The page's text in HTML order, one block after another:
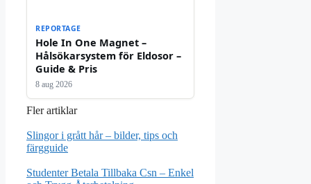
REPORTAGE
Hole In One Magnet –
Hålsökarsystem för Eldosor –
Guide & Pris
8 aug 2026
Fler artiklar
Slingor i grått hår – bilder, tips och
färgguide
Studenter Betala Tillbaka Csn – Enkel